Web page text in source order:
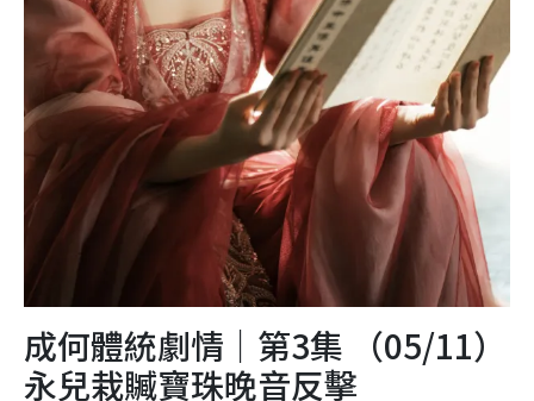
成何體統劇情｜第3集 （05/11）
永兒栽贓寶珠晚音反擊